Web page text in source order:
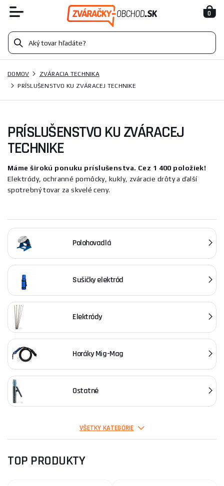
0
DOMOV
ZVÁRACIA TECHNIKA
PRÍSLUŠENSTVO KU ZVÁRACEJ TECHNIKE
PRÍSLUŠENSTVO KU ZVÁRACEJ
TECHNIKE
Máme širokú ponuku príslušenstva. Cez 1 400 položiek!
Elektródy, ochranné pomôcky, kukly, zváracie drôty a ďalší
spotrebný tovar za skvelé ceny.
Polohovadlá
Sušičky elektród
Elektródy
Horáky Mig-Mag
Ostatné
Horáky Tig
Podávacie kladky
VŠETKY KATEGÓRIE
TOP PRODUKTY